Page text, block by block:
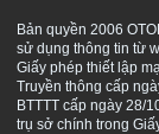
Bản quyền 2006
sử dụng thông tin từ
Giấy phép thiết lập
Truyền thông cấp
BTTTT cấp ngày 28/
trụ sở chính trong